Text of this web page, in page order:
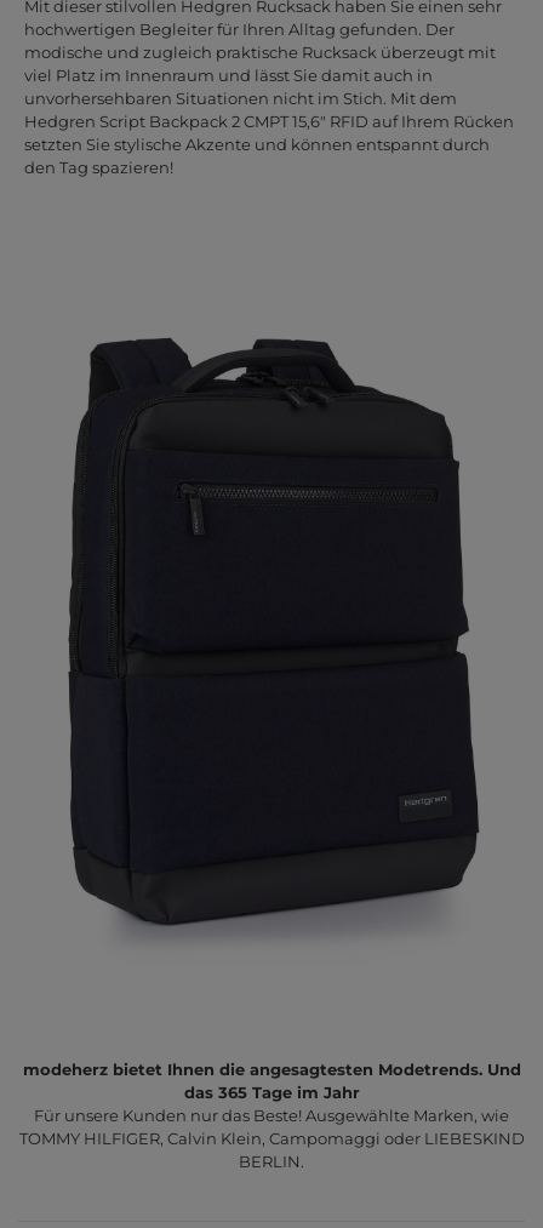
Mit dieser stilvollen Hedgren Rucksack haben Sie einen sehr
hochwertigen Begleiter für Ihren Alltag gefunden. Der
modische und zugleich praktische Rucksack überzeugt mit
viel Platz im Innenraum und lässt Sie damit auch in
unvorhersehbaren Situationen nicht im Stich. Mit dem
Hedgren Script Backpack 2 CMPT 15,6" RFID auf Ihrem Rücken
setzten Sie stylische Akzente und können entspannt durch
den Tag spazieren!
modeherz bietet Ihnen die angesagtesten Modetrends. Und
das 365 Tage im Jahr
Für unsere Kunden nur das Beste! Ausgewählte Marken, wie
TOMMY HILFIGER, Calvin Klein, Campomaggi oder LIEBESKIND
BERLIN.